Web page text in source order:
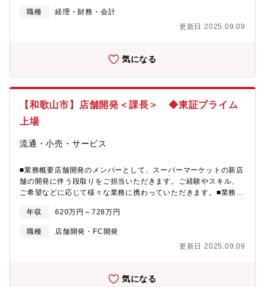
産管理・決算業務（月次/四半期/年次）・税務申告業務・グループ
会社の経理業務・連結決算（四半期/年次）【組織構成】経理財務
部 部長└経理課 課長 2名└財務課 課長 2名└関係会社子会
補補填のため。入社入口は課長補佐としてご入社いただきます
【当社の魅力】◎お客様の目線に立った複合スーパーマーケット
優先、お客様に本物の提供にこだわる企業■店舗数1959年和歌山
県新宮市に県下初のスーパーマーケットを開店。「商業を通じて
心に東海にも進出し、150店舗以上を展開中。■スーパーの特徴各
こだわりぜひ同社のスーパーに足を運んでください！また来たく
なるような清潔感やフロアの広さ確保ほか調理スペースをガラス
で施し、作業の見える化を図ったり陳列にも工夫をしています。■
会社の特徴経営ビジョンは「変わらぬ想いで変わり続けるスーパ
と積極的に出店しています。「近畿」「東海」の2つのエリアで市
場シェアの確実な拡大を進めています。それぞれのエリアに合わ
にお応えするため、価格や品質などお客様に合わせた4事形態を展
職種
経理・財務・会計
更新日 2025.09.09
気になる
【和歌山市】店舗開発＜課長＞ ◆東証プライム
上場
流通・小売・サービス
■業務概要店舗開発のメンバーとして、スーパーマーケットの新店
舗の開発に伴う段取りをご担当いただきます。ご経験やスキル、
ご希望などに応じて様々な業務に携わっていただきます。■業務内
に関する請負会社との調整・工事発注や設備調達に関する業務
（サプライヤ選定、価格査定・交渉・契約）・既存店（約150店
舗）に関する新設及び改修に関する計画・工事管理・上記施設の
メンテナンスにかかる計画・工事管理【組織構成】開発本部 全
を図りたいため。【当社の魅力】◎お客様の目線に立った複合ス
年収 620万円～728万円
職種
店舗開発・FC開発
更新日 2025.09.09
気になる